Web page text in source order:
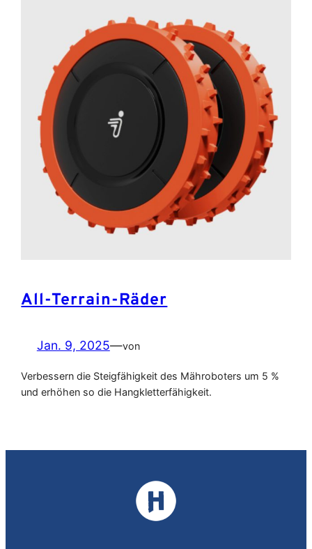
All-Terrain-Räder
Jan. 9, 2025—von
Verbessern die Steigfähigkeit des Mähroboters um 5 %
und erhöhen so die Hangkletterfähigkeit.